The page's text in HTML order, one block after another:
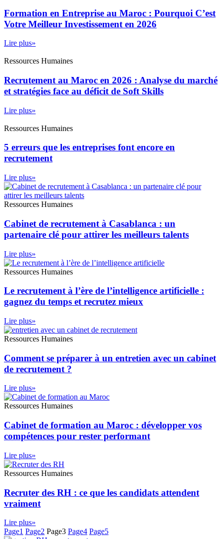
Formation en Entreprise au Maroc : Pourquoi C’est
Votre Meilleur Investissement en 2026
Lire plus»
Ressources Humaines
Recrutement au Maroc en 2026 : Analyse du marché
et stratégies face au déficit de Soft Skills
Lire plus»
Ressources Humaines
5 erreurs que les entreprises font encore en
recrutement
Lire plus»
Ressources Humaines
Cabinet de recrutement à Casablanca : un
partenaire clé pour attirer les meilleurs talents
Lire plus»
Ressources Humaines
Le recrutement à l’ère de l’intelligence artificielle :
gagnez du temps et recrutez mieux
Lire plus»
Ressources Humaines
Comment se préparer à un entretien avec un cabinet
de recrutement ?
Lire plus»
Ressources Humaines
Cabinet de formation au Maroc : développer vos
compétences pour rester performant
Lire plus»
Ressources Humaines
Recruter des RH : ce que les candidats attendent
vraiment
Lire plus»
Page1 Page2 Page3 Page4 Page5